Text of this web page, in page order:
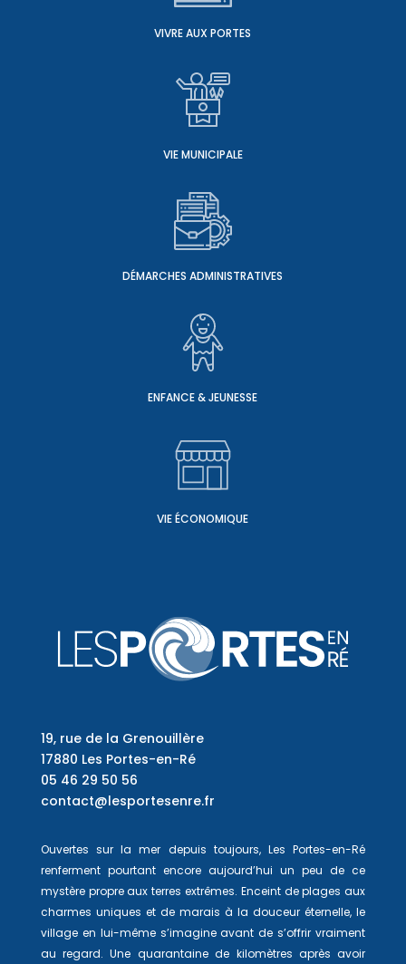
VIVRE AUX PORTES
VIE MUNICIPALE
DÉMARCHES ADMINISTRATIVES
ENFANCE & JEUNESSE
VIE ÉCONOMIQUE
19, rue de la Grenouillère
17880 Les Portes-en-Ré
05 46 29 50 56
contact@lesportesenre.fr
Ouvertes sur la mer depuis toujours, Les Portes-en-Ré
renferment pourtant encore aujourd’hui un peu de ce
mystère propre aux terres extrêmes. Enceint de plages aux
charmes uniques et de marais à la douceur éternelle, le
village en lui-même s’imagine avant de s’offrir vraiment
au regard. Une quarantaine de kilomètres après avoir